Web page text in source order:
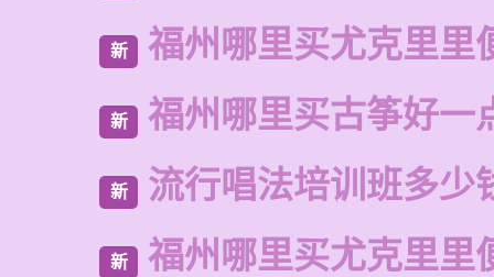
新 福州哪里买尤克里里
新 福州哪里买古筝好一
新 流行唱法培训班多少
新 福州哪里买尤克里里